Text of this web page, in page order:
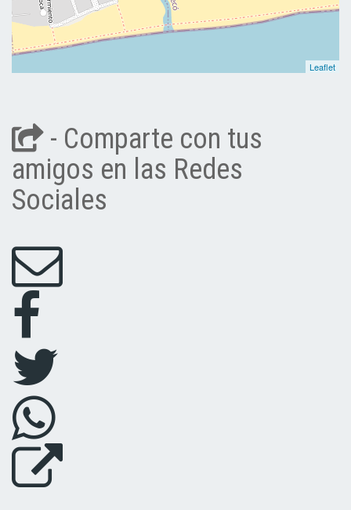
Leaflet
- Comparte con tus
amigos en las Redes
Sociales